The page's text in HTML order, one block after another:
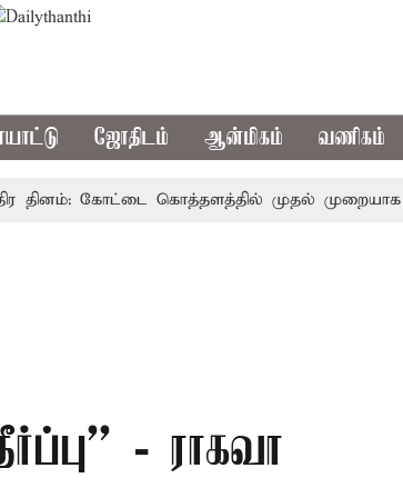
ஜோதிடம் ஆன்மிகம் வணிகம்
கோட்டை கொத்தளத்தில் முதல் முறையாக
- ராகவா